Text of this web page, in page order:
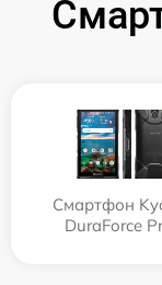
Смартфон
DuraForce